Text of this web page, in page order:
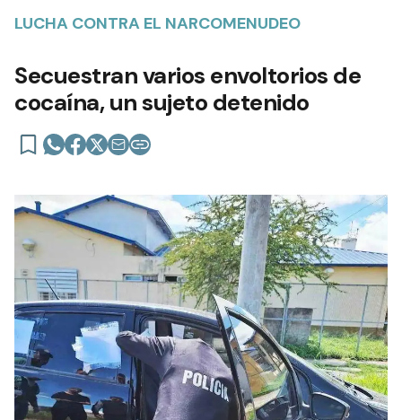
LUCHA CONTRA EL NARCOMENUDEO
Secuestran varios envoltorios de
cocaína, un sujeto detenido